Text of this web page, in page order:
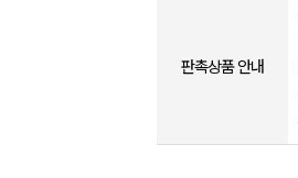
판촉상품 안내